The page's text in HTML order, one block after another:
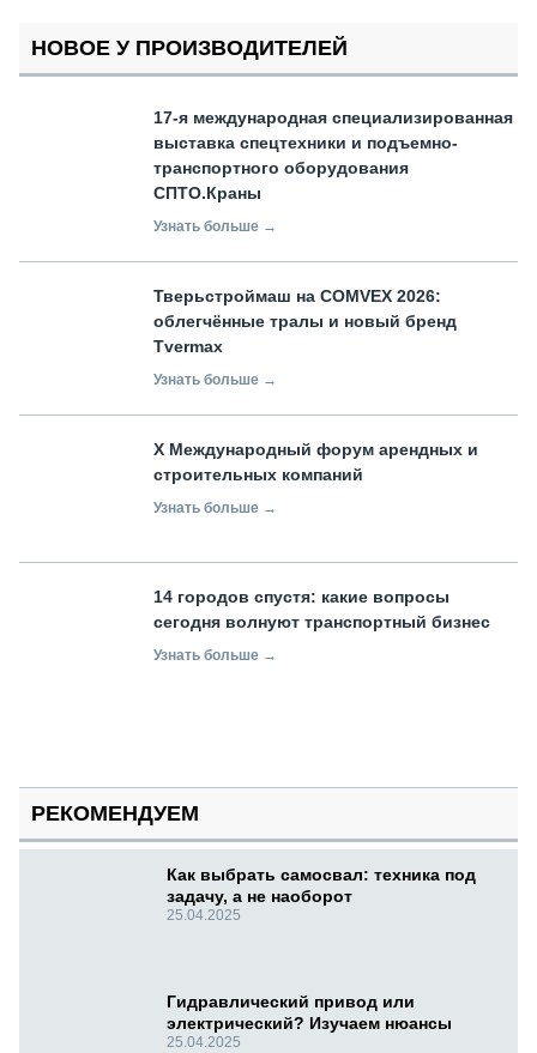
НОВОЕ У ПРОИЗВОДИТЕЛЕЙ
17-я международная специализированная
выставка спецтехники и подъемно-
транспортного оборудования
СПТО.Краны
Узнать больше →
Тверьстроймаш на COMVEX 2026:
облегчённые тралы и новый бренд
Tvermax
Узнать больше →
X Международный форум арендных и
строительных компаний
Узнать больше →
14 городов спустя: какие вопросы
сегодня волнуют транспортный бизнес
Узнать больше →
РЕКОМЕНДУЕМ
Как выбрать самосвал: техника под
задачу, а не наоборот
25.04.2025
Гидравлический привод или
электрический? Изучаем нюансы
25.04.2025